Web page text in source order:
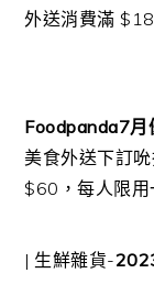
外送消費滿
Foodpanda7月
美食外送下訂
$60，每人限用
| 生鮮雜貨-